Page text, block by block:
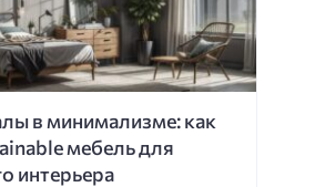
в минимализме: как
мебель для
интерьера